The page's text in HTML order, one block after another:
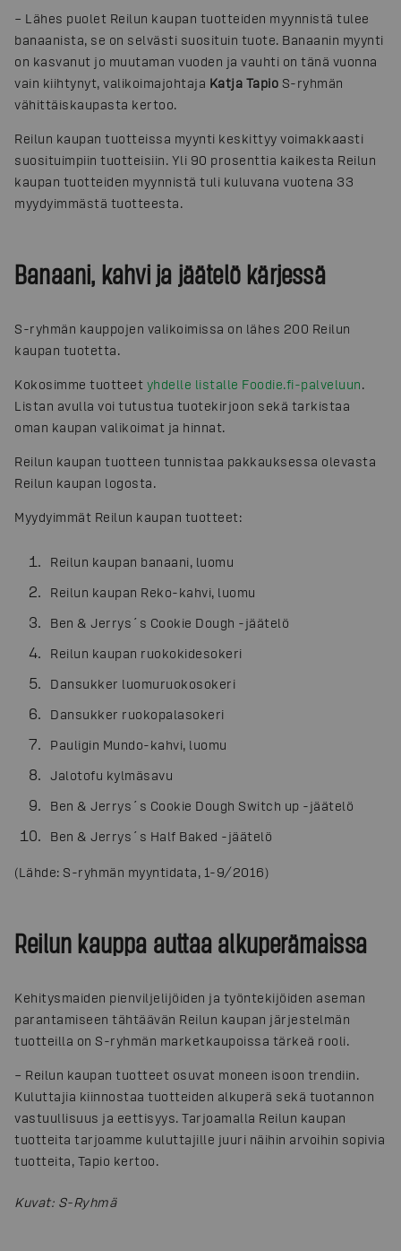
– Lähes puolet Reilun kaupan tuotteiden myynnistä tulee
banaanista, se on selvästi suosituin tuote. Banaanin myynti
on kasvanut jo muutaman vuoden ja vauhti on tänä vuonna
vain kiihtynyt, valikoimajohtaja Katja Tapio S-ryhmän
vähittäiskaupasta kertoo.
Reilun kaupan tuotteissa myynti keskittyy voimakkaasti
suosituimpiin tuotteisiin. Yli 90 prosenttia kaikesta Reilun
kaupan tuotteiden myynnistä tuli kuluvana vuotena 33
myydyimmästä tuotteesta.
Banaani, kahvi ja jäätelö kärjessä
S-ryhmän kauppojen valikoimissa on lähes 200 Reilun
kaupan tuotetta.
Kokosimme tuotteet yhdelle listalle Foodie.fi-palveluun.
Listan avulla voi tutustua tuotekirjoon sekä tarkistaa
oman kaupan valikoimat ja hinnat.
Reilun kaupan tuotteen tunnistaa pakkauksessa olevasta
Reilun kaupan logosta.
Myydyimmät Reilun kaupan tuotteet:
Reilun kaupan banaani, luomu
Reilun kaupan Reko-kahvi, luomu
Ben & Jerrys´s Cookie Dough -jäätelö
Reilun kaupan ruokokidesokeri
Dansukker luomuruokosokeri
Dansukker ruokopalasokeri
Pauligin Mundo-kahvi, luomu
Jalotofu kylmäsavu
Ben & Jerrys´s Cookie Dough Switch up -jäätelö
Ben & Jerrys´s Half Baked -jäätelö
(Lähde: S-ryhmän myyntidata, 1-9/2016)
Reilun kauppa auttaa alkuperämaissa
Kehitysmaiden pienviljelijöiden ja työntekijöiden aseman
parantamiseen tähtäävän Reilun kaupan järjestelmän
tuotteilla on S-ryhmän marketkaupoissa tärkeä rooli.
– Reilun kaupan tuotteet osuvat moneen isoon trendiin.
Kuluttajia kiinnostaa tuotteiden alkuperä sekä tuotannon
vastuullisuus ja eettisyys. Tarjoamalla Reilun kaupan
tuotteita tarjoamme kuluttajille juuri näihin arvoihin sopivia
tuotteita, Tapio kertoo.
Kuvat: S-Ryhmä